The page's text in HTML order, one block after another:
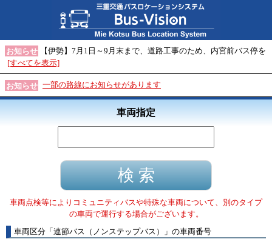
お知らせ
【伊勢】7月1日～9月末まで、道路工事のため、内宮前バス停を
[すべてを表示]
お知らせ 一部の路線にお知らせがあります
車両指定
車両点検等によりコミュニティバスや特殊な車両について、別のタイプ
の車両で運行する場合がございます。
車両区分 「 連節バス（ノンステップバス） 」 の車両番号